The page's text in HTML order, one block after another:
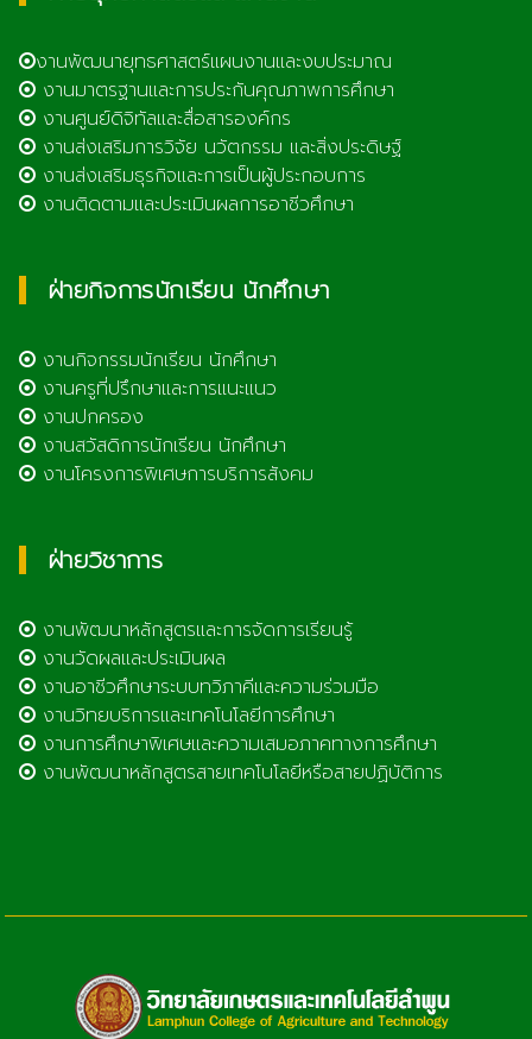
งานพัฒนายุทธศาสตร์แผนงานและงบประมาณ
งานมาตรฐานและการประกันคุณภาพการศึกษา
งานศูนย์ดิจิทัลและสื่อสารองค์กร
งานส่งเสริมการวิจัย นวัตกรรม และสิ่งประดิษฐ์
งานส่งเสริมธุรกิจและการเป็นผู้ประกอบการ
งานติดตามและประเมินผลการอาชีวศึกษา
ฝ่ายกิจการนักเรียน นักศึกษา
งานกิจกรรมนักเรียน นักศึกษา
งานครูที่ปรึกษาและการแนะแนว
งานปกครอง
งานสวัสดิการนักเรียน นักศึกษา
งานโครงการพิเศษการบริการสังคม
ฝ่ายวิชาการ
งานพัฒนาหลักสูตรและการจัดการเรียนรู้
งานวัดผลและประเมินผล
งานอาชีวศึกษาระบบทวิภาคีและความร่วมมือ
งานวิทยบริการและเทคโนโลยีการศึกษา
งานการศึกษาพิเศษและความเสมอภาคทางการศึกษา
งานพัฒนาหลักสูตรสายเทคโนโลยีหรือสายปฏิบัติการ